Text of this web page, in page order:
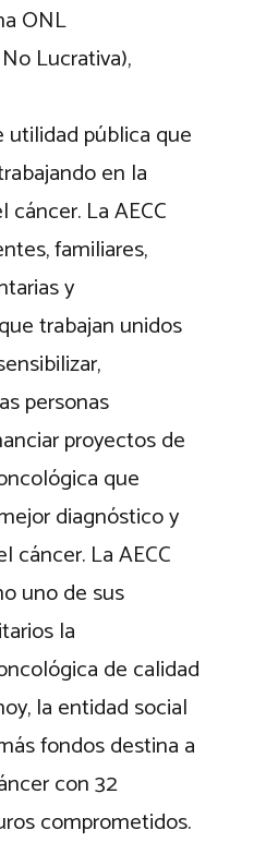
ONL
Lucrativa),
utilidad pública que
en la
La AECC
familiares,
y
trabajan unidos
personas
proyectos de
que
diagnóstico y
cáncer. La AECC
uno de sus
la
de calidad
la entidad social
fondos destina a
con 32
comprometidos.